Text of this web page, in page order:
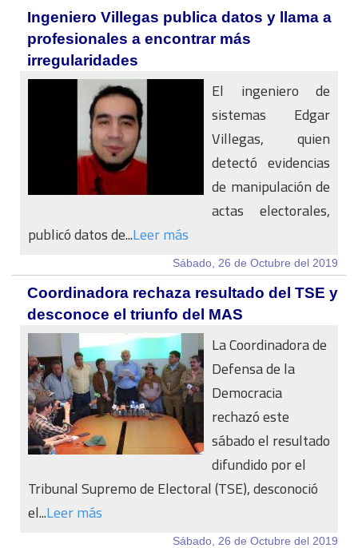
Ingeniero Villegas publica datos y llama a
profesionales a encontrar más
irregularidades
El ingeniero de
sistemas Edgar
Villegas, quien
detectó evidencias
de manipulación de
actas electorales,
publicó datos de...Leer más
Sábado, 26 de Octubre del 2019
Coordinadora rechaza resultado del TSE y
desconoce el triunfo del MAS
La Coordinadora de
Defensa de la
Democracia
rechazó este
sábado el resultado
difundido por el
Tribunal Supremo de Electoral (TSE), desconoció
el...Leer más
Sábado, 26 de Octubre del 2019